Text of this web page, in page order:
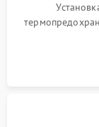
выгоревших